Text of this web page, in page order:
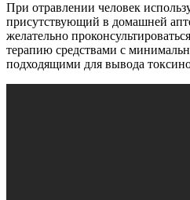
При отравлении человек
присутствующий в домашней
желательно
терапию средствами с
подходящими для вывода